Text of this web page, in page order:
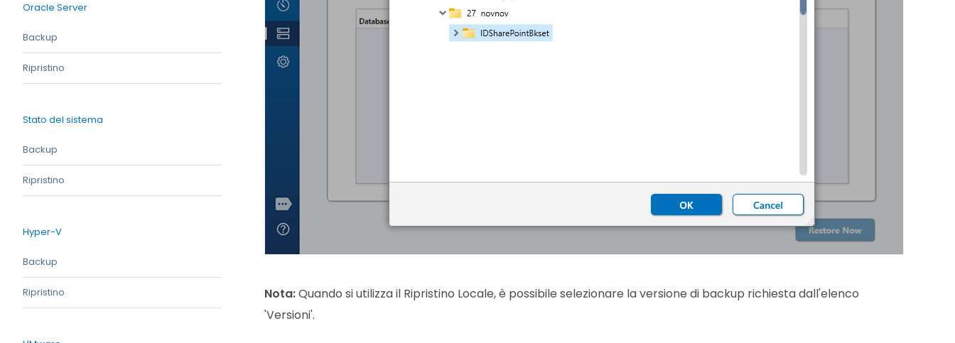
Oracle Server
Backup
Ripristino
Stato del sistema
Backup
Ripristino
Hyper-V
Backup
Ripristino Nota:Quando si utilizza il Ripristino Locale, è possibile selezionare la versione di backup richiesta dall'elenco
'Versioni'.